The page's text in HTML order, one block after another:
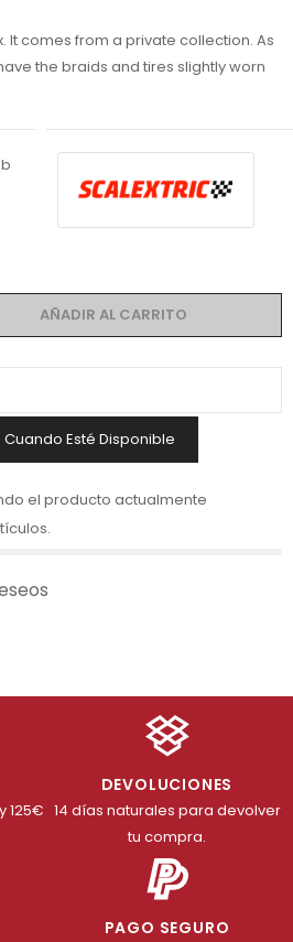
It comes from a private collection. As
the braids and tires slightly worn
AÑADIR AL CARRITO
Esté Disponible
el producto actualmente
125€
DEVOLUCIONES
14 días naturales para devolver
tu compra.
PAGO SEGURO